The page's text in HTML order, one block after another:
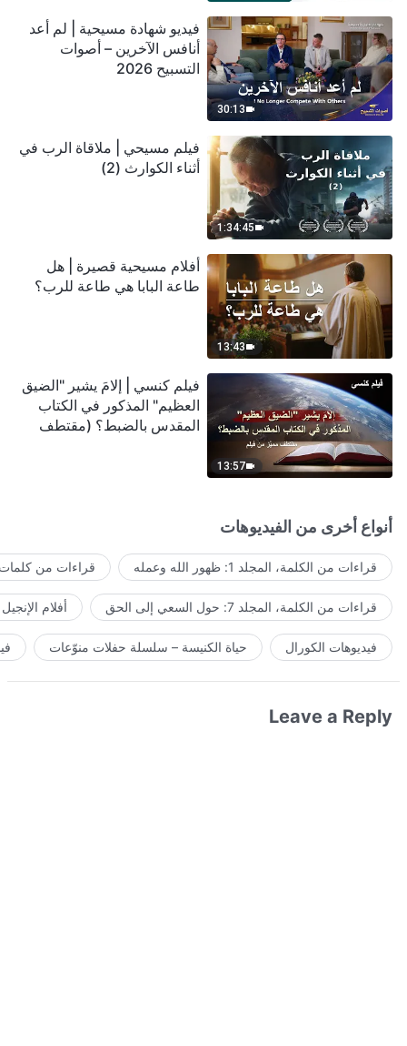
30:13
فيديو شهادة مسيحية | لم أعد
أنافس الآخرين – أصوات
التسبيح 2026
1:34:45
فيلم مسيحي | ملاقاة الرب في
أثناء الكوارث (2)
13:43
أفلام مسيحية قصيرة | هل
طاعة البابا هي طاعة للرب؟
13:57
فيلم كنسي | إلامَ يشير "الضيق
العظيم" المذكور في الكتاب
المقدس بالضبط؟ (مقتطف
أنواع أخرى من الفيديوهات
قراءات من الكلمة، المجلد 1: ظهور الله وعمله قراءات من كلمات
قراءات من الكلمة، المجلد 7: حول السعي إلى الحق أفلام الإنجيل
فيديوهات الكورال حياة الكنيسة – سلسلة حفلات منوّعات
Leave a Reply